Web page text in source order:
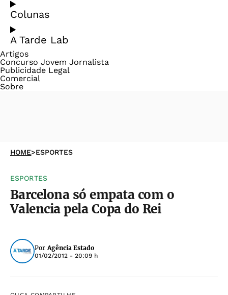
Colunas
A Tarde Lab
Artigos
Concurso Jovem Jornalista
Publicidade Legal
Comercial
Sobre
HOME>ESPORTES
ESPORTES
Barcelona só empata com o
Valencia pela Copa do Rei
Por Agência Estado
01/02/2012 - 20:09 h